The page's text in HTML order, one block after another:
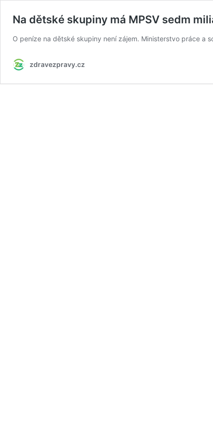
Na dětské skupiny má MPSV sedm
O peníze na dětské skupiny není zájem. Ministerstvo práce a
zdravezpravy.cz